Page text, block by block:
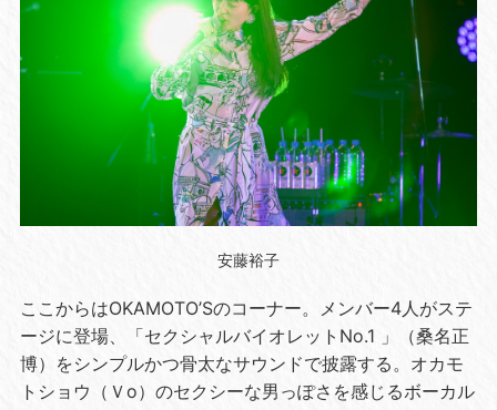
安藤裕子
ここからはOKAMOTO’Sのコーナー。メンバー4人がステ
ージに登場、「セクシャルバイオレット No.1 」（桑名正
博）をシンプルかつ骨太なサウンドで披露する。オカモ
トショウ（Ｖo）のセクシーな男っぽさを感じるボーカル